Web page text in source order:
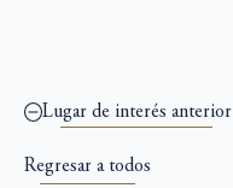
Lugar de interés anterior
Regresar a todos